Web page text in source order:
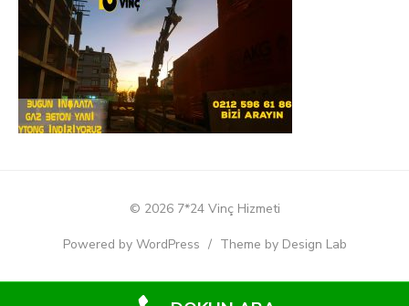
© 2026 7*24 Vinç Hizmeti
Powered by WordPress / Theme by Design Lab